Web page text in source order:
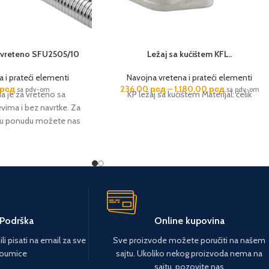
SFU2505/10
i prateći elementi
рсд sa pdv-om
je za vreteno sa
i bez navrtke. Za
ponudu možete nas
Ležaj sa kućištem KFL..
Navojna vretena i prateći elementi
236,00 рсд–1.180,00рсд sa pdv-om
KP ležaj sa kućištem Materijal: čelik
pisati na email za sve
Online kupovina
Sve proizvode možete poručiti na našem
sajtu. Ukoliko nekog proizvoda nema na
sajtu, pozovite nas